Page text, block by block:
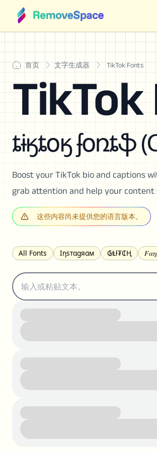
首页 文字生成器 TikTok Fonts
ȶɨӄȶօӄ ʄօռȶֆ
Boost your TikTok bio and captions
grab attention and help your
这些内容尚未提供您的语言版本。
All Fonts Ιηѕтαgяαм ₲Ⱡł₮₵Ⱨ